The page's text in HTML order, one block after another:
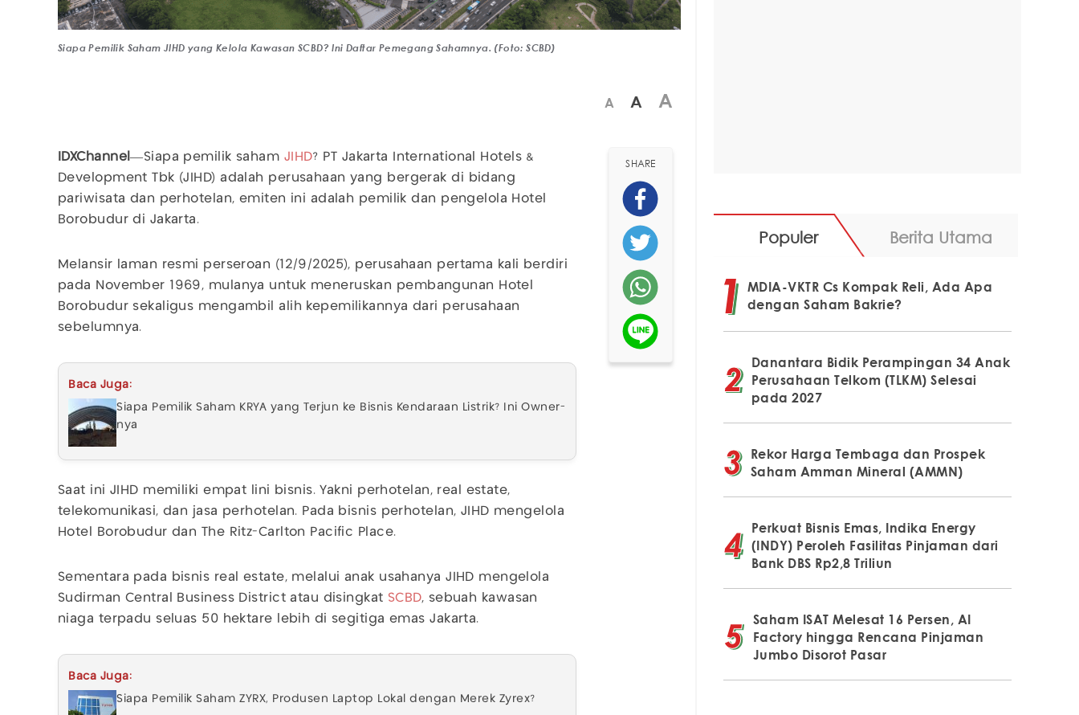
Siapa Pemilik Saham JIHD yang Kelola Kawasan SCBD? Ini Daftar Pemegang Sahamnya. (Foto: SCBD)
A A A
IDXChannel—Siapa pemilik saham JIHD? PT Jakarta International Hotels &
Development Tbk (JIHD) adalah perusahaan yang bergerak di bidang
pariwisata dan perhotelan, emiten ini adalah pemilik dan pengelola Hotel
Borobudur di Jakarta.
Melansir laman resmi perseroan (12/9/2025), perusahaan pertama kali berdiri
pada November 1969, mulanya untuk meneruskan pembangunan Hotel
Borobudur sekaligus mengambil alih kepemilikannya dari perusahaan
sebelumnya.
Baca Juga:
Siapa Pemilik Saham KRYA yang Terjun ke Bisnis Kendaraan Listrik? Ini Owner-
nya
Saat ini JIHD memiliki empat lini bisnis. Yakni perhotelan, real estate,
telekomunikasi, dan jasa perhotelan. Pada bisnis perhotelan, JIHD mengelola
Hotel Borobudur dan The Ritz-Carlton Pacific Place.
Sementara pada bisnis real estate, melalui anak usahanya JIHD mengelola
Sudirman Central Business District atau disingkat SCBD, sebuah kawasan
niaga terpadu seluas 50 hektare lebih di segitiga emas Jakarta.
Baca Juga:
Siapa Pemilik Saham ZYRX, Produsen Laptop Lokal dengan Merek Zyrex?
SHARE
Populer Berita Utama
MDIA-VKTR Cs Kompak Reli, Ada Apa
dengan Saham Bakrie?
Danantara Bidik Perampingan 34 Anak
Perusahaan Telkom (TLKM) Selesai
pada 2027
Rekor Harga Tembaga dan Prospek
Saham Amman Mineral (AMMN)
Perkuat Bisnis Emas, Indika Energy
(INDY) Peroleh Fasilitas Pinjaman dari
Bank DBS Rp2,8 Triliun
Saham ISAT Melesat 16 Persen, AI
Factory hingga Rencana Pinjaman
Jumbo Disorot Pasar